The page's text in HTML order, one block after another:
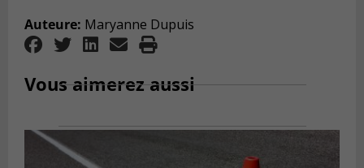
Auteure: Maryanne Dupuis
Vous aimerez aussi